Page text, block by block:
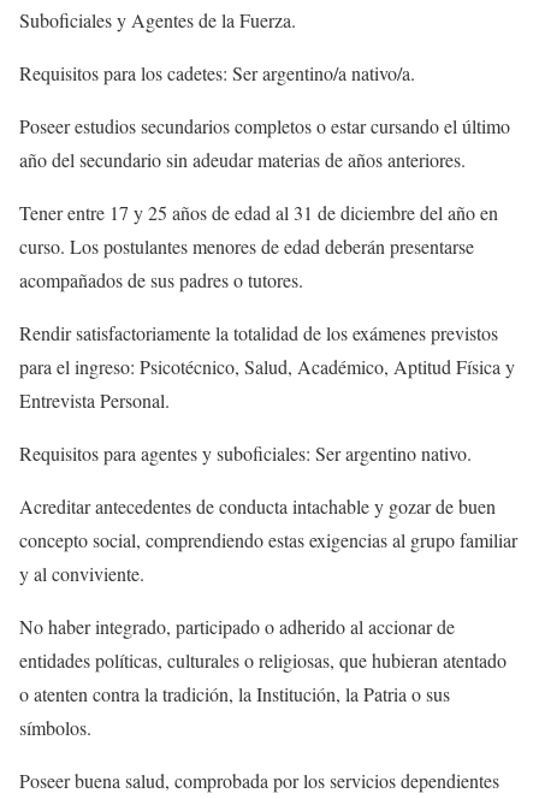
Suboficiales y Agentes de la Fuerza.
Requisitos para los cadetes: Ser argentino/a nativo/a.
Poseer estudios secundarios completos o estar cursando el último
año del secundario sin adeudar materias de años anteriores.
Tener entre 17 y 25 años de edad al 31 de diciembre del año en
curso. Los postulantes menores de edad deberán presentarse
acompañados de sus padres o tutores.
Rendir satisfactoriamente la totalidad de los exámenes previstos
para el ingreso: Psicotécnico, Salud, Académico, Aptitud Física y
Entrevista Personal.
Requisitos para agentes y suboficiales: Ser argentino nativo.
Acreditar antecedentes de conducta intachable y gozar de buen
concepto social, comprendiendo estas exigencias al grupo familiar
y al conviviente.
No haber integrado, participado o adherido al accionar de
entidades políticas, culturales o religiosas, que hubieran atentado
o atenten contra la tradición, la Institución, la Patria o sus
símbolos.
Poseer buena salud, comprobada por los servicios dependientes